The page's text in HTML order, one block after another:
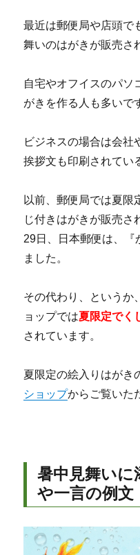
最近は郵便局や店頭で
舞いのはがきが販売さ
自宅やオフイスのパソ
がきを作る人も多いで
ビジネスの場合は会社
挨拶文も印刷されてい
以前、郵便局では夏限
じ付きはがきが販売さ
29日、日本郵便は、『
ました。
その代わり、というか
ョップでは夏限定でく
されています。
夏限定の絵入りはがき
ショップからご覧いた
暑中見舞いに
や一言の例文